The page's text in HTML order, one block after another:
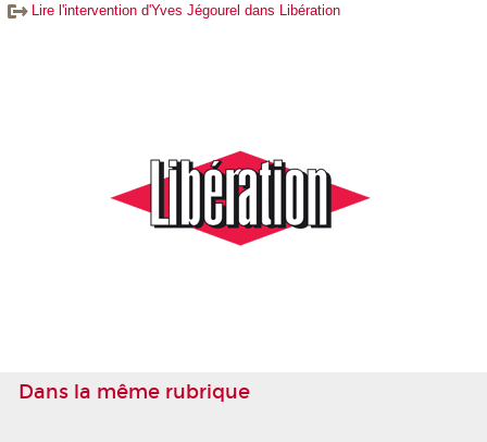
Lire l'intervention d'Yves Jégourel dans Libération
Dans la même rubrique